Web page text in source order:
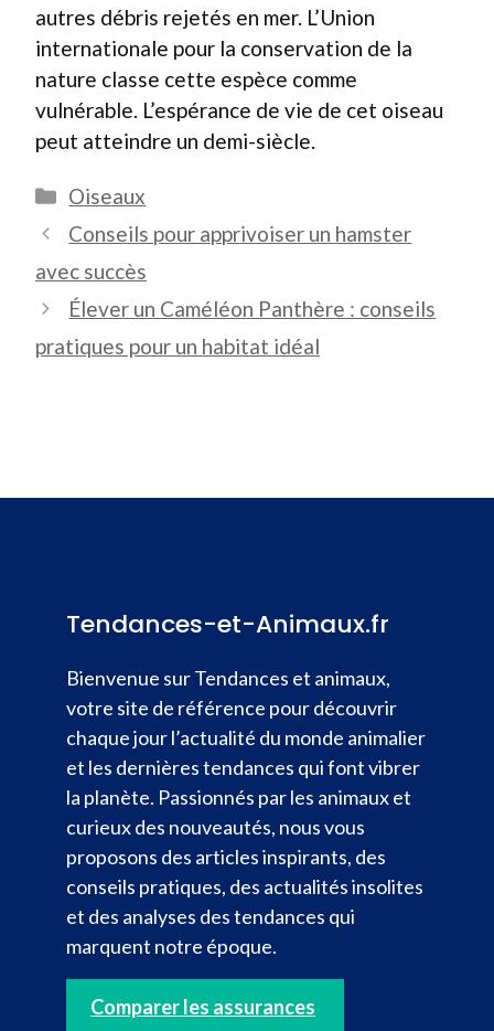
autres débris rejetés en mer. L’Union
internationale pour la conservation de la
nature classe cette espèce comme
vulnérable. L’espérance de vie de cet oiseau
peut atteindre un demi-siècle.
Catégories
Oiseaux
Conseils pour apprivoiser un hamster
avec succès
Élever un Caméléon Panthère : conseils
pratiques pour un habitat idéal
Tendances-et-Animaux.fr
Bienvenue sur Tendances et animaux,
votre site de référence pour découvrir
chaque jour l’actualité du monde animalier
et les dernières tendances qui font vibrer
la planète. Passionnés par les animaux et
curieux des nouveautés, nous vous
proposons des articles inspirants, des
conseils pratiques, des actualités insolites
et des analyses des tendances qui
marquent notre époque.
Comparer les assurances